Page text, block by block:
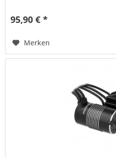
95,90 € *
Merken